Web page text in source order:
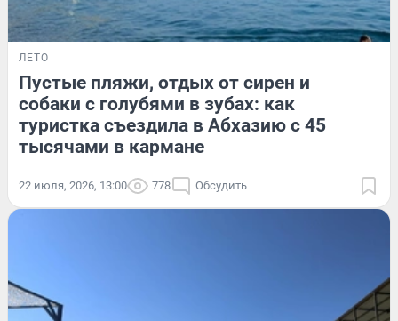
ЛЕТО
Пустые пляжи, отдых от сирен и
собаки с голубями в зубах: как
туристка съездила в Абхазию с 45
тысячами в кармане
22 июля, 2026, 13:00 778 Обсудить